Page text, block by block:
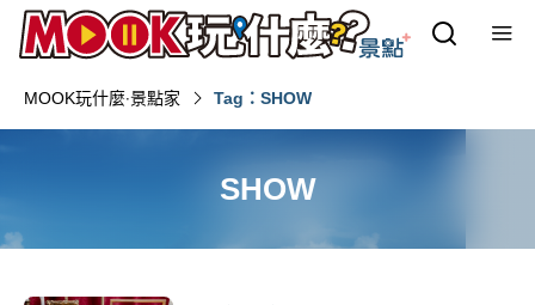
MOOK玩什麼‧景點家 Tag：SHOW
SHOW